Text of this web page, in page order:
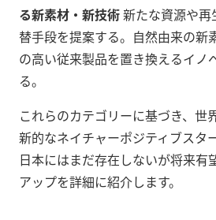
る新素材・新技術新たな資源や
替手段を提案する。自然由来の新
の高い従来製品を置き換えるイノ
る。
これらのカテゴリーに基づき、世
新的なネイチャーポジティブスタ
日本にはまだ存在しないが将来有
アップを詳細に紹介します。